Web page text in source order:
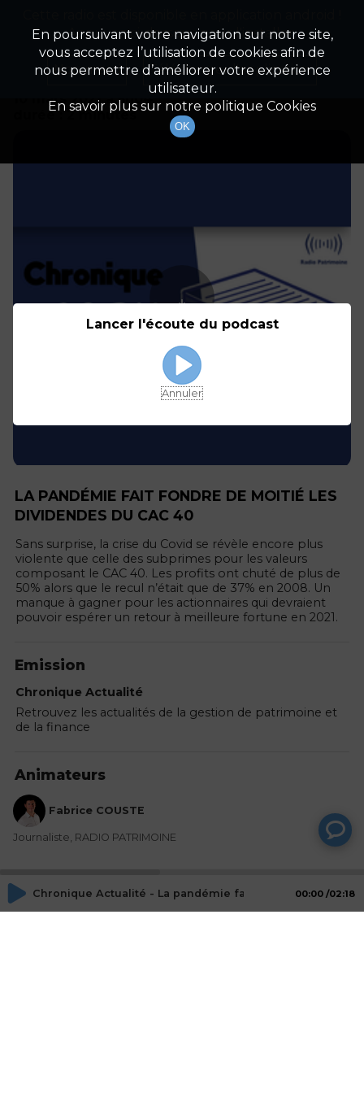
Détails De L'épisode
10 mars 2021
à 5h04
durée : 2 minutes
LA PANDÉMIE FAIT FONDRE DE MOITIÉ LES
DIVIDENDES DU CAC 40
Sans surprise, la crise du Covid se révèle encore plus
violente que celle des subprimes pour les valeurs
composant le CAC 40. Les profits ont chuté de plus de
50% alors que le recul n’était que de 37% en 2008. Un
manque à gagner pour les actionnaires qui devraient
pouvoir espérer un retour à meilleure fortune en 2021.
Emission
Chronique Actualité
Retrouvez les actualités de la gestion de patrimoine et
de la finance
Animateurs
Fabrice COUSTE
Journaliste, RADIO PATRIMOINE
Mot-Clés
Chronique Actualité - La pandémie fait fondre de moitié
00:00 02:18
En poursuivant votre navigation sur notre site,
vous acceptez l’utilisation de cookies afin de
nous permettre d’améliorer votre expérience
utilisateur.
En savoir plus sur notre politique Cookies
OK
Appuyez ci-dessous pour l'installer.
Non merci Télécharger l'application
Lancer l'écoute du podcast
Annuler